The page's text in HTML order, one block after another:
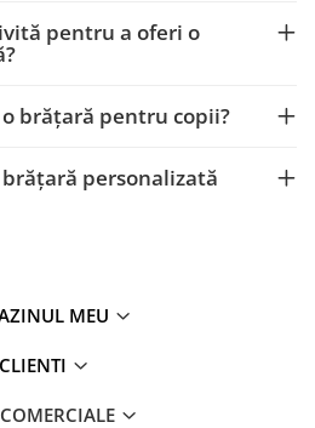
pentru a oferi o
brățară pentru copii?
personalizată
MEU
CLIENTI